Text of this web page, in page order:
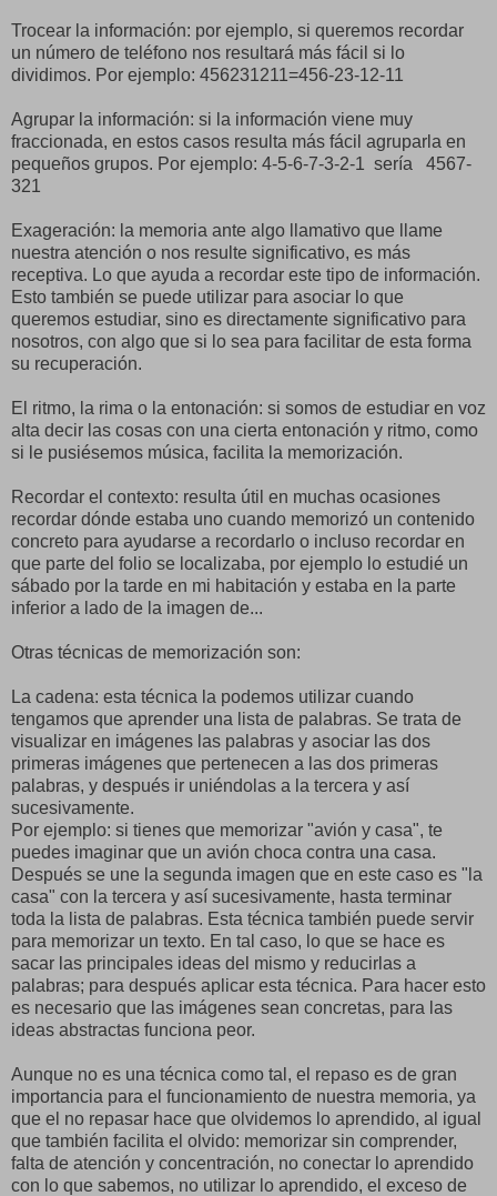
Trocear la información: por ejemplo, si queremos recordar
un número de teléfono nos resultará más fácil si lo
dividimos. Por ejemplo: 456231211=456-23-12-11
Agrupar la información: si la información viene muy
fraccionada, en estos casos resulta más fácil agruparla en
pequeños grupos. Por ejemplo: 4-5-6-7-3-2-1 sería 4567-
321
Exageración: la memoria ante algo llamativo que llame
nuestra atención o nos resulte significativo, es más
receptiva. Lo que ayuda a recordar este tipo de información.
Esto también se puede utilizar para asociar lo que
queremos estudiar, sino es directamente significativo para
nosotros, con algo que si lo sea para facilitar de esta forma
su recuperación.
El ritmo, la rima o la entonación: si somos de estudiar en voz
alta decir las cosas con una cierta entonación y ritmo, como
si le pusiésemos música, facilita la memorización.
Recordar el contexto: resulta útil en muchas ocasiones
recordar dónde estaba uno cuando memorizó un contenido
concreto para ayudarse a recordarlo o incluso recordar en
que parte del folio se localizaba, por ejemplo lo estudié un
sábado por la tarde en mi habitación y estaba en la parte
inferior a lado de la imagen de...
Otras técnicas de memorización son:
La cadena: esta técnica la podemos utilizar cuando
tengamos que aprender una lista de palabras. Se trata de
visualizar en imágenes las palabras y asociar las dos
primeras imágenes que pertenecen a las dos primeras
palabras, y después ir uniéndolas a la tercera y así
sucesivamente.
Por ejemplo: si tienes que memorizar "avión y casa", te
puedes imaginar que un avión choca contra una casa.
Después se une la segunda imagen que en este caso es "la
casa" con la tercera y así sucesivamente, hasta terminar
toda la lista de palabras. Esta técnica también puede servir
para memorizar un texto. En tal caso, lo que se hace es
sacar las principales ideas del mismo y reducirlas a
palabras; para después aplicar esta técnica. Para hacer esto
es necesario que las imágenes sean concretas, para las
ideas abstractas funciona peor.
Aunque no es una técnica como tal, el repaso es de gran
importancia para el funcionamiento de nuestra memoria, ya
que el no repasar hace que olvidemos lo aprendido, al igual
que también facilita el olvido: memorizar sin comprender,
falta de atención y concentración, no conectar lo aprendido
con lo que sabemos, no utilizar lo aprendido, el exceso de